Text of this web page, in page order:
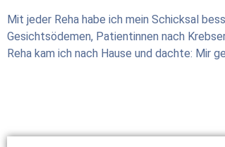
Mit jeder Reha habe ich mein Schicksal
Gesichtsödemen, Patientinnen nach
Reha kam ich nach Hause und dachte: Mir